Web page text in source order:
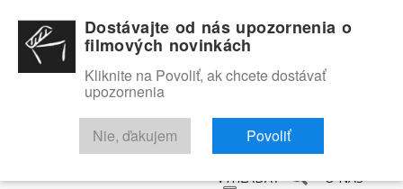
RECENZIE TRAILERY FILMOVÁ DATABÁZA
VYHĽADAŤ O NÁS
Dostávajte od nás upozornenia o
filmových novinkách
Kliknite na Povoliť, ak chcete dostávať
upozornenia
Nie, ďakujem Povoliť